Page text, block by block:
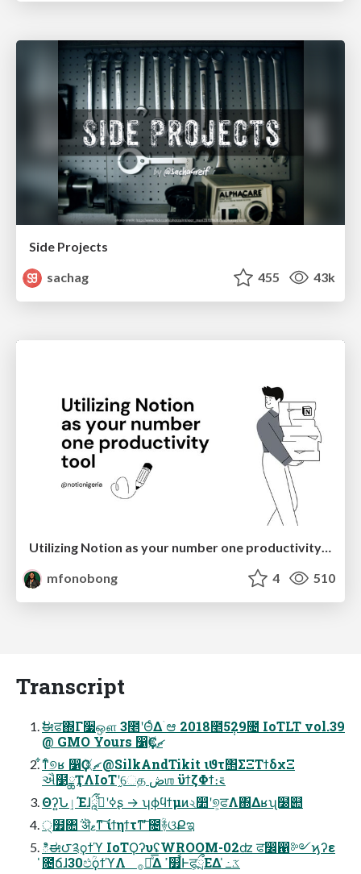
Side Projects
sachag
455 43k
mfonobong
4 510
Transcript
ࣗಈਫ΍Γ૷ஔ 3೥ʹΘͨΔۤಆ 2018೥5݄29೔ IoTLT vol.39
@ GMO Yours ෱Ҫᚸޗ
͋ͳͨ୭ʁ ෱Ҫ ᚸޗ @SilkAndTikit ιϑτ΢ΣΞΤϯδχΞ
ઐ໳ྖҬΛIoTʹ֦େத ڞஶ ϋϯζΦϯ։࠵
Θʔ͍ՆٳΈɺཱྀߦʹߦͧ͘ʂ → ʮϕϥϯμͷ২෺ʹ୭͕ਫΛ΍Δʁʯ໰୊
੍໿৚݅ ऄޱͳ͠ ίϯηϯτͳ͠ ̓೔ؒ࿈ଓՔಇ
ిಈ౮༉ϙϯϓ IoTϘʔυʢWROOM-02ʣ ਫ෼഑༻ϗʔε
̍೔̍ճɺ30ඵؒϙϯϓΛ ࡞ಈͤ͞Δ ߴ௿ࠩͰਫ͕ྲྀΕΔ ̍߸ػ